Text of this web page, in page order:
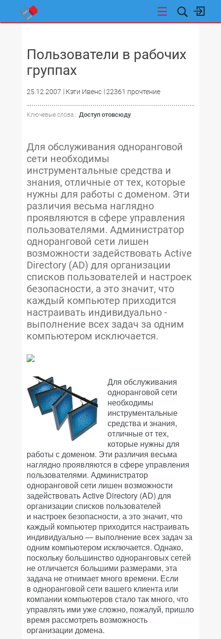
Пользователи в рабочих
группах
25.12.2007 Кэти Ивенс 22361 прочтение
Ключевые слова : Доступ отовсюду
Для обслуживания одноранговой
сети необходимы
инструментальные средства и
знания, отличные от тех, которые
нужны для работы с доменом. Эти
различия весьма наглядно
проявляются в сфере управления
пользователями. Администратор
одноранговой сети лишен
возможности задействовать Active
Directory (AD) для организации
списков пользователей и настроек
безопасности, а это значит, что
каждый компьютер приходится
настраивать индивидуально -
выполнение всех задач за одним
компьютером исключается.
Для обслуживания
одноранговой сети
необходимы
инструментальные
средства и знания,
отличные от тех,
которые нужны для
работы с доменом. Эти различия весьма
наглядно проявляются в сфере управления
пользователями. Администратор
одноранговой сети лишен возможности
задействовать Active Directory (AD) для
организации списков пользователей
и настроек безопасности, а это значит, что
каждый компьютер приходится настраивать
индивидуально — выполнение всех задач за
одним компьютером исключается. Однако,
поскольку большинство одноранговых сетей
не отличается большими размерами, эта
задача не отнимает много времени. Если
в одноранговой сети вашего клиента или
компании компьютеров стало так много, что
управлять ими уже сложно, пожалуй, пришло
время рассмотреть возможность
организации домена.